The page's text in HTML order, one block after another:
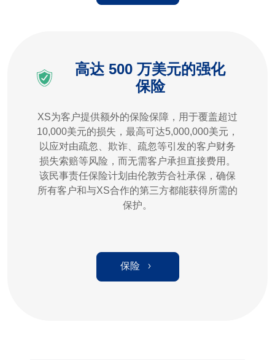
高达 500 万美元的强化
保险
XS为客户提供额外的保险保障，用于覆盖超过
10,000美元的损失，最高可达5,000,000美元，
以应对由疏忽、欺诈、疏忽等引发的客户财务
损失索赔等风险，而无需客户承担直接费用。
该民事责任保险计划由伦敦劳合社承保，确保
所有客户和与XS合作的第三方都能获得所需的
保护。
保险